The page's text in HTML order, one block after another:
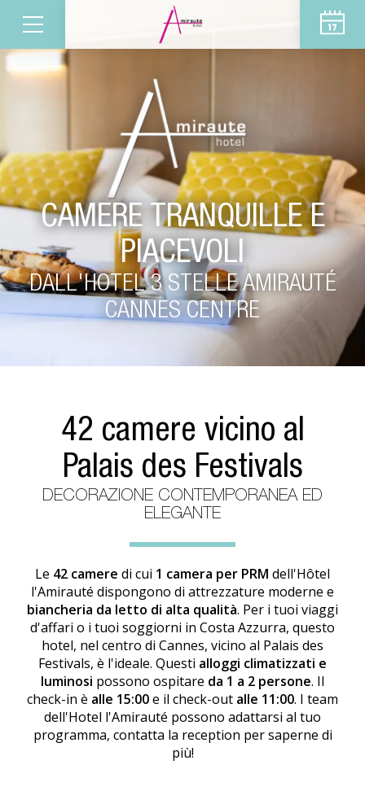
CAMERE TRANQUILLE E
PIACEVOLI
DALL'HOTEL 3 STELLE AMIRAUTÉ
CANNES CENTRE
42 camere vicino al
Palais des Festivals
DECORAZIONE CONTEMPORANEA ED
ELEGANTE
Le 42 camere di cui 1 camera per PRM dell'Hôtel
l'Amirauté dispongono di attrezzature moderne e
biancheria da letto di alta qualità. Per i tuoi viaggi
d'affari o i tuoi soggiorni in Costa Azzurra, questo
hotel, nel centro di Cannes, vicino al Palais des
Festivals, è l'ideale. Questi alloggi climatizzati e
luminosi possono ospitare da 1 a 2 persone. Il
check-in è alle 15:00e il check-out alle 11:00. I team
dell'Hotel l'Amirauté possono adattarsi al tuo
programma, contatta la reception per saperne di
più!